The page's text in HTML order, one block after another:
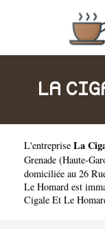
LA
L'entreprise La
Grenade (Haute-
domiciliée au 26
Le Homard est
Cigale Et Le